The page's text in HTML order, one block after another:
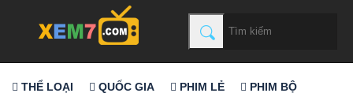
THỂ LOẠI QUỐC GIA PHIM LẺ PHIM BỘ